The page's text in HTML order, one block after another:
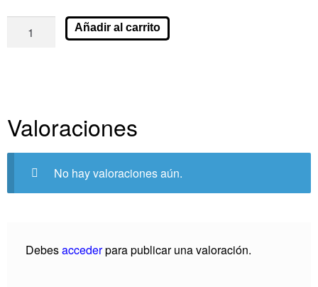
Añadir al carrito
Valoraciones
No hay valoraciones aún.
Debesaccederpara publicar una valoración.